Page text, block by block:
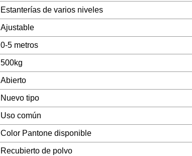
Estanterías de varios niveles
Ajustable
0-5 metros
500kg
Abierto
Nuevo tipo
Uso común
Color Pantone disponible
Recubierto de polvo